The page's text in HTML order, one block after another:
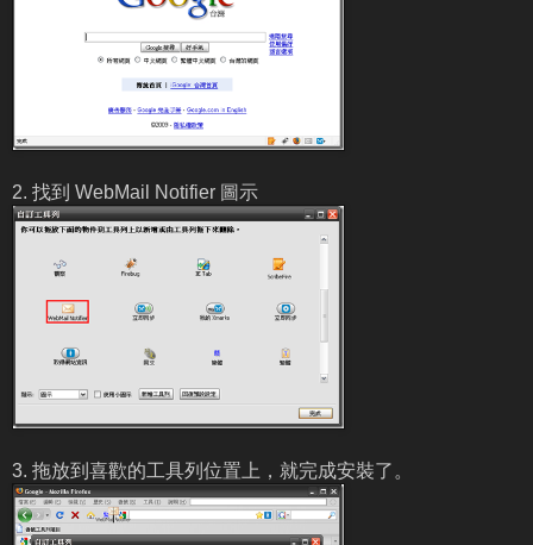
2. 找到 WebMail Notifier 圖示
3. 拖放到喜歡的工具列位置上，就完成安裝了。